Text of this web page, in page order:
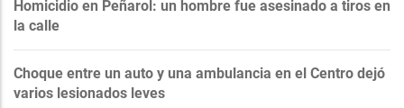
Homicidio en Peñarol: un hombre fue asesinado a tiros en
la calle
Choque entre un auto y una ambulancia en el Centro dejó
varios lesionados leves